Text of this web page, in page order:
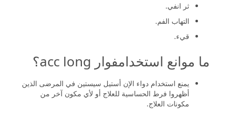
ثر انفي.
التهاب الفم.
قيء.
ما موانع استخدامفوار acc long؟
يمنع استخدام دواء الإن أستيل سيستين في المرضى الذين
أظهروا فرط الحساسية للعلاج أو لأي مكون آخر من
مكونات العلاج.